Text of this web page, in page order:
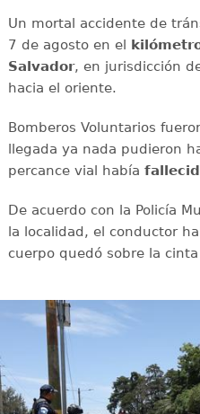
Un mortal accidente de
7 de agosto en el
Salvador, en jurisdicción
hacia el oriente.
Bomberos Voluntarios
llegada ya nada pudieron
percance vial había
De acuerdo con la Policía
la localidad, el conductor
cuerpo quedó sobre la